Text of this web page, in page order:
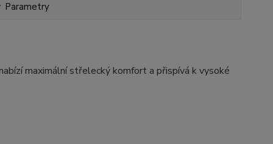
Parametry
maximální střelecký komfort a přispívá k vysoké